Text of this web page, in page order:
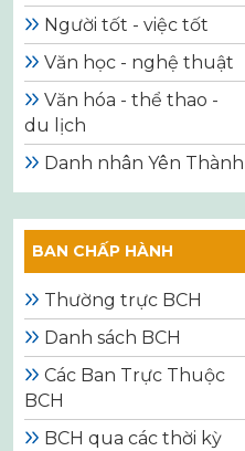
Người tốt - việc tốt
Văn học - nghệ thuật
Văn hóa - thể thao -
du lịch
Danh nhân Yên Thành
BAN CHẤP HÀNH
Thường trực BCH
Danh sách BCH
Các Ban Trực Thuộc
BCH
BCH qua các thời kỳ